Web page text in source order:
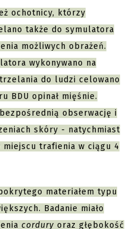
ochotnicy, którzy
także do symulatora
możliwych obrażeń.
wykonywano na
do ludzi celowano
BDU opinał mięśnie.
obserwację i
skóry - natychmiast
trafienia w ciągu 4
materiałem typu
Badanie miało
cordury oraz głębokość